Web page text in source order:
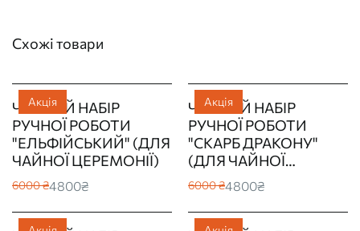
Схожі товари
Акція
ЧАЙНИЙ НАБІР
РУЧНОЇ РОБОТИ
"ЕЛЬФІЙСЬКИЙ" (ДЛЯ
ЧАЙНОЇ ЦЕРЕМОНІЇ)
6000 ₴4800₴
Акція
ЧАЙНИЙ НАБІР
РУЧНОЇ РОБОТИ
"СКАРБ ДРАКОНУ"
(ДЛЯ ЧАЙНОЇ
ЦЕРЕМОНІЇ)
6000 ₴4800₴